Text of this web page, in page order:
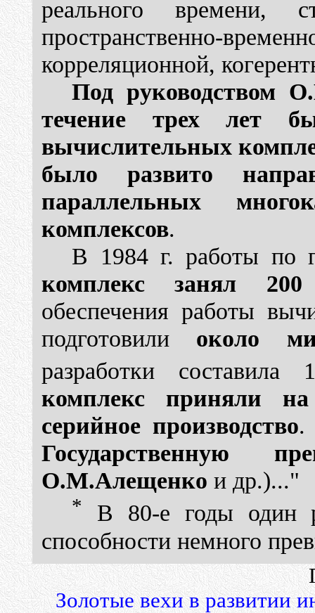
реального времени,
пространственно-
корреляционной,
Под руководством
течение трех лет
вычислительных
было развито
параллельных
комплексов.
В 1984 г. работы по
комплекс занял
обеспечения работы
подготовили около
разработки составила
комплекс приняли
серийное производство.
Государственную
О.М.Алещенко и др.)..."
*
В 80-е годы один
способности немного
Золотые вехи в развитии